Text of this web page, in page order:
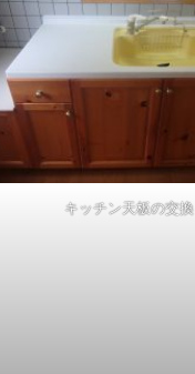
キッチン天板の交換